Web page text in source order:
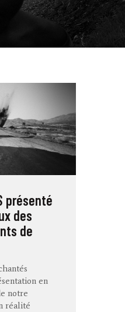
présenté
des
de
en
notre
réalité